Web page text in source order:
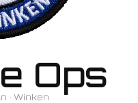
Ops
• Winken